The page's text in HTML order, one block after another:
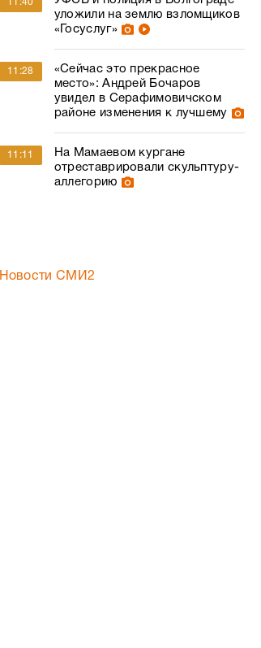
11:40
уложили на землю взломщиков
«Госуслуг»
11:28
«Сейчас это прекрасное
место»: Андрей Бочаров
увидел в Серафимовичском
районе изменения к лучшему
11:11
На Мамаевом кургане
отреставрировали скульптуру-
аллегорию
Новости СМИ2